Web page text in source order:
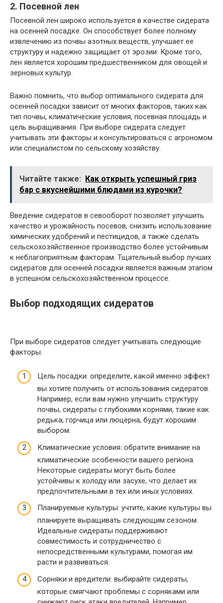
2. Посевной лен
Посевной лен широко используется в качестве сидерата
на осенней посадке. Он способствует более полному
извлечению из почвы азотных веществ, улучшает ее
структуру и надежно защищает от эрозии. Кроме того,
лен является хорошим предшественником для овощей и
зерновых культур.
Важно помнить, что выбор оптимального сидерата для
осенней посадки зависит от многих факторов, таких как
тип почвы, климатические условия, посевная площадь и
цель выращивания. При выборе сидерата следует
учитывать эти факторы и консультироваться с агрономом
или специалистом по сельскому хозяйству.
Читайте также: Как открыть успешный гриз
бар с вкуснейшими блюдами из курочки?
Введение сидератов в севооборот позволяет улучшить
качество и урожайность посевов, снизить использование
химических удобрений и пестицидов, а также сделать
сельскохозяйственное производство более устойчивым
к неблагоприятным факторам. Тщательный выбор лучших
сидератов для осенней посадки является важным этапом
в успешном сельскохозяйственном процессе.
Выбор подходящих сидератов
При выборе сидератов следует учитывать следующие
факторы:
Цель посадки: определите, какой именно эффект
вы хотите получить от использования сидератов.
Например, если вам нужно улучшить структуру
почвы, сидераты с глубокими корнями, такие как
редька, горчица или люцерна, будут хорошим
выбором.
Климатические условия: обратите внимание на
климатические особенности вашего региона.
Некоторые сидераты могут быть более
устойчивы к холоду или засухе, что делает их
предпочтительными в тех или иных условиях.
Планируемые культуры: учтите, какие культуры вы
планируете выращивать следующим сезоном.
Идеальные сидераты поддерживают
совместимость и сотрудничество с
непосредственными культурами, помогая им
расти и развиваться.
Сорняки и вредители: выбирайте сидераты,
которые смягчают проблемы с сорняками или